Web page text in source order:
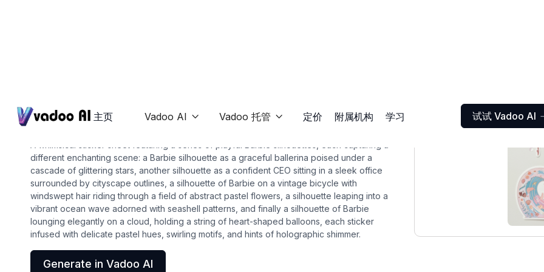
主页 Vadoo AI  Vadoo 托管  定价 附属机构 学习 试试 Vadoo AI
barbie silhouette
different enchanting scene: a Barbie silhouette as a graceful ballerina poised under a
cascade of glittering stars, another silhouette as a confident CEO sitting in a sleek office
surrounded by cityscape outlines, a silhouette of Barbie on a vintage bicycle with
windswept hair riding through a field of abstract pastel flowers, a silhouette leaping into a
vibrant ocean wave adorned with seashell patterns, and finally a silhouette of Barbie
lounging elegantly on a cloud, holding a string of heart-shaped balloons, each sticker
infused with delicate pastel hues, swirling motifs, and hints of holographic shimmer.
Generate in Vadoo AI